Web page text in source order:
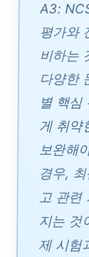
A3:
평가와
비하는
다양한
별 핵심
게 취약
보완해
경우,
고 관련
지는 것
제 시험